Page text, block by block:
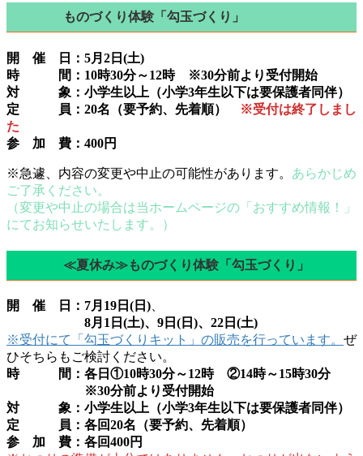
ものづくり体験「勾玉づくり」
開 催 日： 5月2日(土)
時 間：10時30分～12時 ※30分前より受付開始
対 象：小学生以上（小学3年生以下は要保護者同伴）
定 員： 20名（要予約、先着順）
※受付は終了しまし
た
参 加 費：400円
※急遽、内容の変更や中止の可能性があります。 あらかじめ
ご了承ください。
（変更や中止の場合は当ホームページの「おすすめ情報！」
にてお知らせいたします。）
≪夏休み≫ものづくり体験「勾玉づくり」
開 催 日：7月19日(日)
8月1日(土)、9日(日)、22日(土)
※受付にて「勾玉づくりキット」の販売を行っています。 ぜ
ひそちらもご検討ください。
時 間：各日①10時30分～12時 ②14時～15時30分
※30分前より受付開始
対 象：小学生以上（小学3年生以下は要保護者同伴）
定 員：各回20名（要予約、先着順）
参 加 費：各回400円